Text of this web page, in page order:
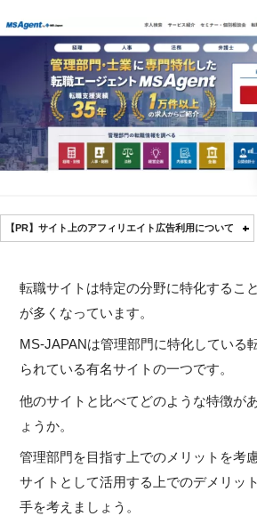
【PR】サイト上のアフィリエイト広告利用について
転職サイトは特定の分野に特化するこ
が多くなっています。
MS-JAPANは管理部門に特化している
られている有名サイトの一つです。
他のサイトと比べてどのような特徴が
ょうか。
管理部門を目指す上でのメリットを考
サイトとして活用する上でのデメリッ
手を考えましょう。